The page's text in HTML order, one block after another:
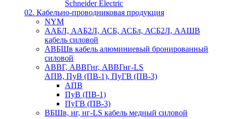
Schneider Electric
02. Кабельно-проводниковая продукция
NYM
ААБЛ, ААБ2Л, АСБ, АСБл, АСБ2Л, ААШВ
кабель силовой
АВБШв кабель алюминиевый бронированный
силовой
АВВГ, АВВГнг, АВВГнг-LS
АПВ, ПуВ (ПВ-1), ПуГВ (ПВ-3)
АПВ
ПуВ (ПВ-1)
ПуГВ (ПВ-3)
ВБШв, нг, нг-LS кабель медный силовой